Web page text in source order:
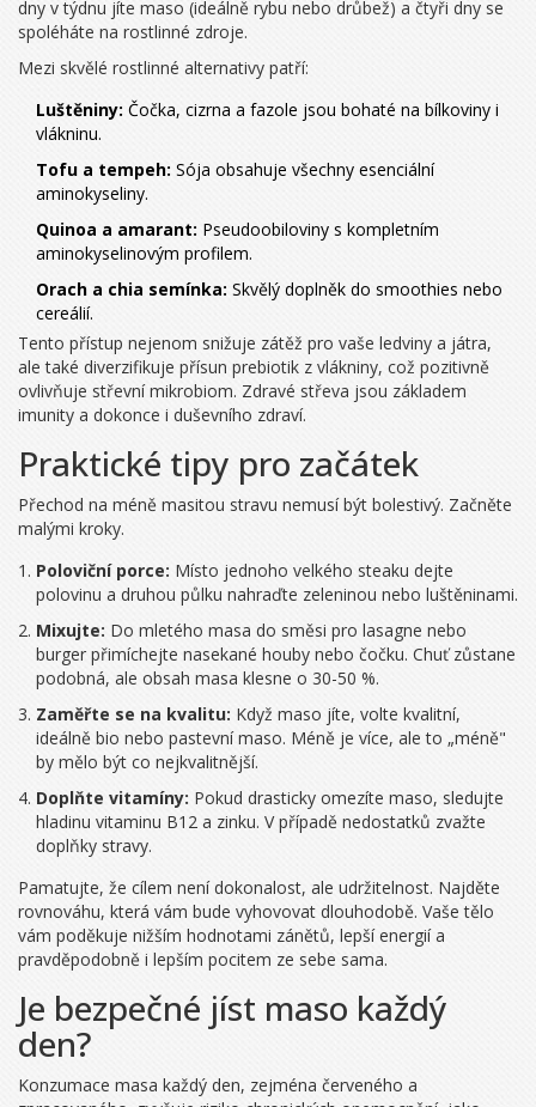
dny v týdnu jíte maso (ideálně rybu nebo drůbež) a čtyři dny se
spoléháte na rostlinné zdroje.
Mezi skvělé rostlinné alternativy patří:
Luštěniny: Čočka, cizrna a fazole jsou bohaté na bílkoviny i
vlákninu.
Tofu a tempeh: Sója obsahuje všechny esenciální
aminokyseliny.
Quinoa a amarant: Pseudoobiloviny s kompletním
aminokyselinovým profilem.
Orach a chia semínka: Skvělý doplněk do smoothies nebo
cereálií.
Tento přístup nejenom snižuje zátěž pro vaše ledviny a játra,
ale také diverzifikuje přísun prebiotik z vlákniny, což pozitivně
ovlivňuje střevní mikrobiom. Zdravé střeva jsou základem
imunity a dokonce i duševního zdraví.
Praktické tipy pro začátek
Přechod na méně masitou stravu nemusí být bolestivý. Začněte
malými kroky.
Poloviční porce: Místo jednoho velkého steaku dejte
polovinu a druhou půlku nahraďte zeleninou nebo luštěninami.
Mixujte: Do mletého masa do směsi pro lasagne nebo
burger přimíchejte nasekané houby nebo čočku. Chuť zůstane
podobná, ale obsah masa klesne o 30-50 %.
Zaměřte se na kvalitu: Když maso jíte, volte kvalitní,
ideálně bio nebo pastevní maso. Méně je více, ale to „méně"
by mělo být co nejkvalitnější.
Doplňte vitamíny: Pokud drasticky omezíte maso, sledujte
hladinu vitaminu B12 a zinku. V případě nedostatků zvažte
doplňky stravy.
Pamatujte, že cílem není dokonalost, ale udržitelnost. Najděte
rovnováhu, která vám bude vyhovovat dlouhodobě. Vaše tělo
vám poděkuje nižším hodnotami zánětů, lepší energií a
pravděpodobně i lepším pocitem ze sebe sama.
Je bezpečné jíst maso každý
den?
Konzumace masa každý den, zejména červeného a